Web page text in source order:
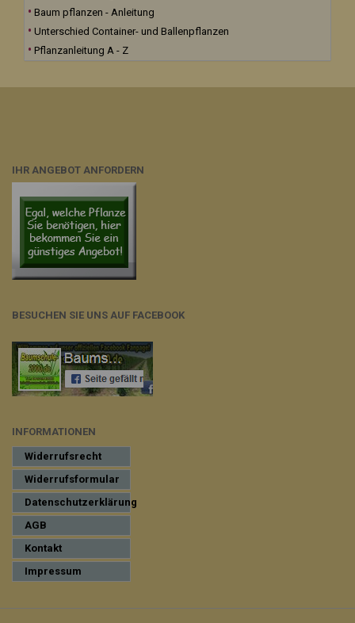
Baum pflanzen - Anleitung
Unterschied Container- und Ballenpflanzen
Pflanzanleitung A - Z
IHR ANGEBOT ANFORDERN
BESUCHEN SIE UNS AUF FACEBOOK
INFORMATIONEN
Widerrufsrecht
Widerrufsformular
Datenschutzerklärung
AGB
Kontakt
Impressum